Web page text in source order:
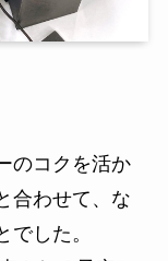
のコクを活か
合わせて、な
した。